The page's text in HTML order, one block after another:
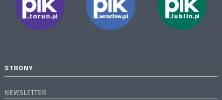
STRONY
NEWSLETTER